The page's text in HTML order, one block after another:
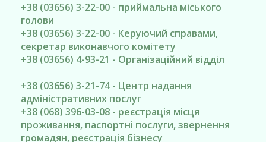
+38 (03656) 3-22-00 - приймальна міського
голови
+38 (03656) 3-22-00 - Керуючий справами,
секретар виконавчого комітету
+38 (03656) 4-93-21 - Організаційний відділ
+38 (03656) 3-21-74 - Центр надання
адміністративних послуг
+38 (068) 396-03-08 - реєстрація місця
проживання, паспортні послуги, звернення
громадян, реєстрація бізнесу